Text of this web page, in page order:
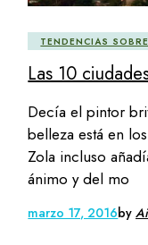
TENDENCIAS
Las 10
Decía el pintor
belleza está en
Zola incluso
ánimo y del mo
marzo 17, 2016by